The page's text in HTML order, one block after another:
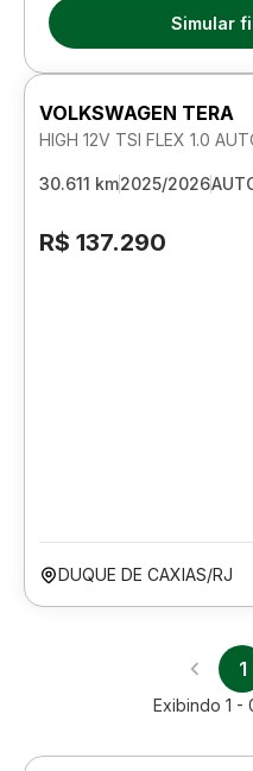
Simular
VOLKSWAGEN TERA
HIGH 12V TSI FLEX 1.0
30.611 km2025/2026
R$ 137.290
DUQUE DE CAXIAS/RJ
1
Exibindo 1 -